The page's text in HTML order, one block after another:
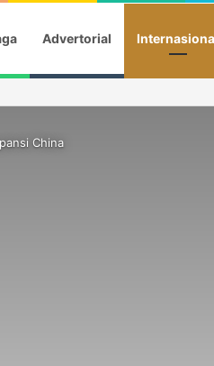
Advertorial
China